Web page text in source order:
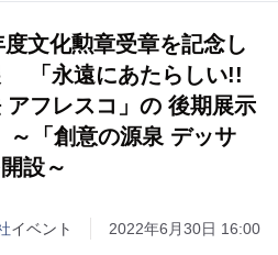
文化勲章受章を記念し
「永遠にあたらしい!!
アフレスコ」の 後期展示
「創意の源泉 デッサ
設～
イベント 2022年6月30日 16:00